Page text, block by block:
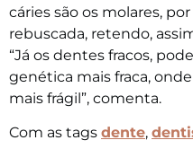
cáries são os molares,
rebuscada, retendo,
“Já os dentes fracos,
genética mais fraca,
mais frágil”, comenta.
Com as tags dente,